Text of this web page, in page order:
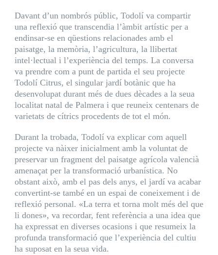
Davant d’un nombrós públic, Todolí va compartir
una reflexió que transcendia l’àmbit artístic per a
endinsar-se en qüestions relacionades amb el
paisatge, la memòria, l’agricultura, la llibertat
intel·lectual i l’experiència del temps. La conversa
va prendre com a punt de partida el seu projecte
Todolí Citrus, el singular jardí botànic que ha
desenvolupat durant més de dues dècades a la seua
localitat natal de Palmera i que reuneix centenars de
varietats de cítrics procedents de tot el món.
Durant la trobada, Todolí va explicar com aquell
projecte va nàixer inicialment amb la voluntat de
preservar un fragment del paisatge agrícola valencià
amenaçat per la transformació urbanística. No
obstant això, amb el pas dels anys, el jardí va acabar
convertint-se també en un espai de coneixement i de
reflexió personal. «La terra et torna molt més del que
li dones», va recordar, fent referència a una idea que
ha expressat en diverses ocasions i que resumeix la
profunda transformació que l’experiència del cultiu
ha suposat en la seua vida.